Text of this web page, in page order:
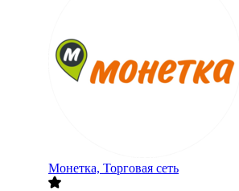
Монетка, Торговая сеть